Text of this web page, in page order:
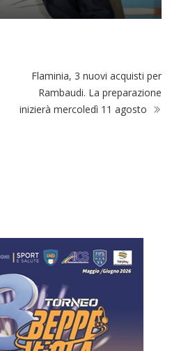
Flaminia, 3 nuovi acquisti per
Rambaudi. La preparazione
inizierà mercoledì 11 agosto